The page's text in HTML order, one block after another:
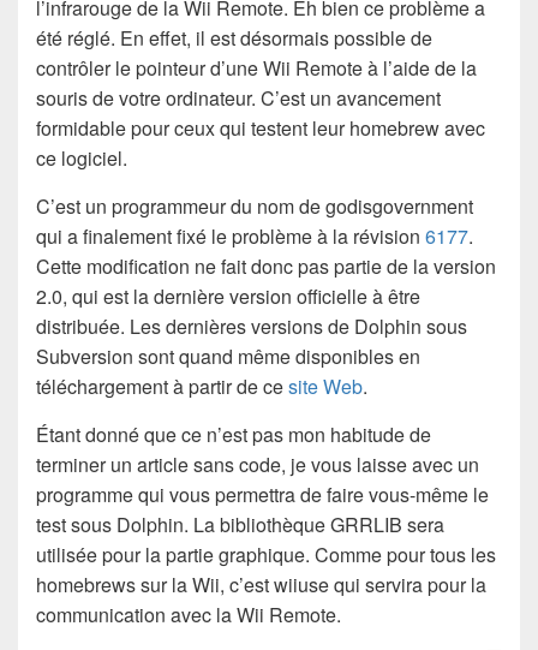
l’infrarouge de la Wii Remote. Eh bien ce problème a
été réglé. En effet, il est désormais possible de
contrôler le pointeur d’une Wii Remote à l’aide de la
souris de votre ordinateur. C’est un avancement
formidable pour ceux qui testent leur homebrew avec
ce logiciel.
C’est un programmeur du nom de godisgovernment
qui a finalement fixé le problème à la révision 6177.
Cette modification ne fait donc pas partie de la version
2.0, qui est la dernière version officielle à être
distribuée. Les dernières versions de Dolphin sous
Subversion sont quand même disponibles en
téléchargement à partir de cesite Web.
Étant donné que ce n’est pas mon habitude de
terminer un article sans code, je vous laisse avec un
programme qui vous permettra de faire vous-même le
test sous Dolphin. La bibliothèque GRRLIB sera
utilisée pour la partie graphique. Comme pour tous les
homebrews sur la Wii, c’est wiiuse qui servira pour la
communication avec la Wii Remote.